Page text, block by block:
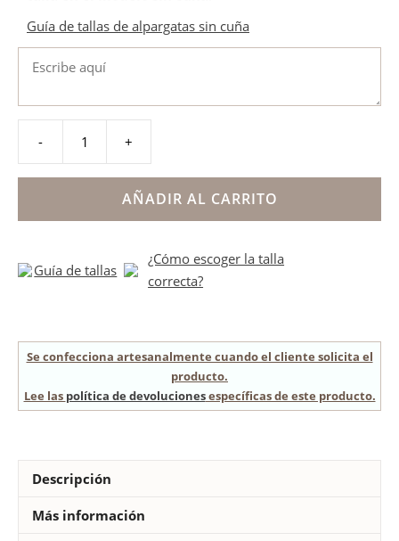
Guía de tallas de alpargatas sin cuña
-
hebilla
flor
verde
niña
cantidad
+
AÑADIR AL CARRITO
Guía de tallas
¿Cómo escoger la talla
correcta?
Se confecciona artesanalmente cuando el cliente solicita el
producto.
Lee las política de devolucionesespecíficas de este producto.
Descripción
Más información